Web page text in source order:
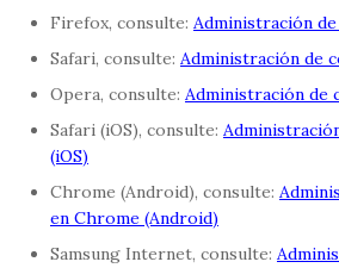
Firefox, consulte: Administración
Safari, consulte: Administración de
Opera, consulte: Administración de
Safari (iOS), consulte:
(iOS)
Chrome (Android), consulte:
en Chrome (Android)
Samsung Internet, consulte: